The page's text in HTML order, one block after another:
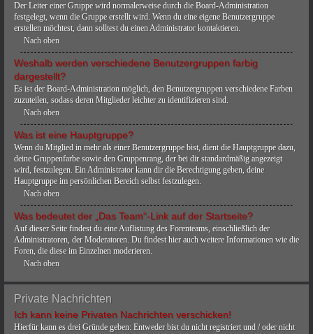
Der Leiter einer Gruppe wird normalerweise durch die Board-Administration
festgelegt, wenn die Gruppe erstellt wird. Wenn du eine eigene Benutzergruppe
erstellen möchtest, dann solltest du einen Administrator kontaktieren.
Nach oben
Weshalb werden verschiedene Benutzergruppen farbig
dargestellt?
Es ist der Board-Administration möglich, den Benutzergruppen verschiedene Farben
zuzuteilen, sodass deren Mitglieder leichter zu identifizieren sind.
Nach oben
Was ist eine Hauptgruppe?
Wenn du Mitglied in mehr als einer Benutzergruppe bist, dient die Hauptgruppe dazu,
deine Gruppenfarbe sowie den Gruppenrang, der bei dir standardmäßig angezeigt
wird, festzulegen. Ein Administrator kann dir die Berechtigung geben, deine
Hauptgruppe im persönlichen Bereich selbst festzulegen.
Nach oben
Was bedeutet der „Das Team“-Link auf der Startseite?
Auf dieser Seite findest du eine Auflistung des Forenteams, einschließlich der
Administratoren, der Moderatoren. Du findest hier auch weitere Informationen wie die
Foren, die diese im Einzelnen moderieren.
Nach oben
Private Nachrichten
Ich kann keine Privaten Nachrichten verschicken!
Hierfür kann es drei Gründe geben: Entweder bist du nicht registriert und / oder nicht